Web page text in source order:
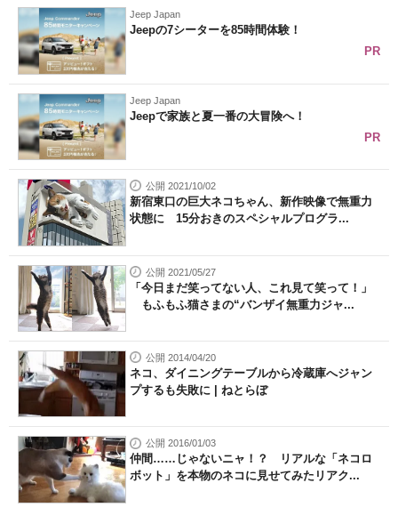
Jeep Japan
Jeepの7シーターを85時間体験！
PR
Jeep Japan
Jeepで家族と夏一番の大冒険へ！
PR
公開 2021/10/02
新宿東口の巨大ネコちゃん、新作映像で無重力
状態に 15分おきのスペシャルプログラ...
公開 2021/05/27
「今日まだ笑ってない人、これ見て笑って！」
もふもふ猫さまの“バンザイ無重力ジャ...
公開 2014/04/20
ネコ、ダイニングテーブルから冷蔵庫へジャン
プするも失敗に | ねとらぼ
公開 2016/01/03
仲間……じゃないニャ！？ リアルな「ネコロ
ボット」を本物のネコに見せてみたリアク...